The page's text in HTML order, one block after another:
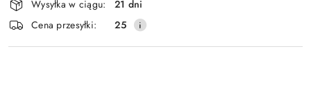
Wyślij
i
dostawa
Wysyłka w ciągu:
21 dni
Cena przesyłki:
25